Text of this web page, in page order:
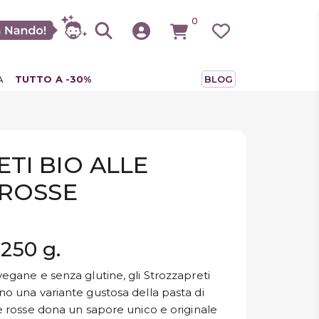
0
TUTTO A -30% BLOG
BIO ALLE
g.
e senza glutine, gli Strozzapreti
una variante gustosa della pasta di
rosse dona un sapore unico e originale